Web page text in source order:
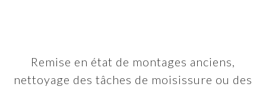
Remise en état de montages anciens,
nettoyage des tâches de moisissure ou des